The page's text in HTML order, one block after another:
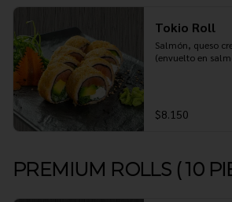
Tokio Roll
Salmón, queso
(envuelto en
$8.150
PREMIUM ROLLS ( 10